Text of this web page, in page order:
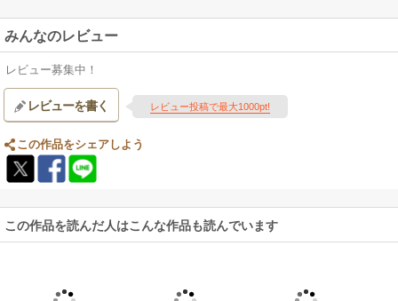
みんなのレビュー
レビュー募集中！
レビューを書く レビュー投稿で最大1000pt!
この作品をシェアしよう
この作品を読んだ人はこんな作品も読んでいます